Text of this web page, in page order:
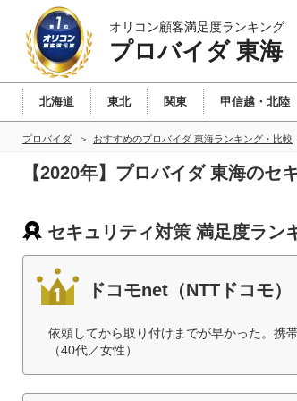
オリコン顧客満足度ランキング
プロバイダ 東海
北海道 東北 関東 甲信越・北陸
プロバイダ おすすめのプロバイダ 東海ランキング・比較
【2020年】プロバイダ 東海のセ
セキュリティ対策 満足度ラン
ドコモnet（NTTドコモ）
依頼してから取り付けまでが早かった。携
（40代／女性）